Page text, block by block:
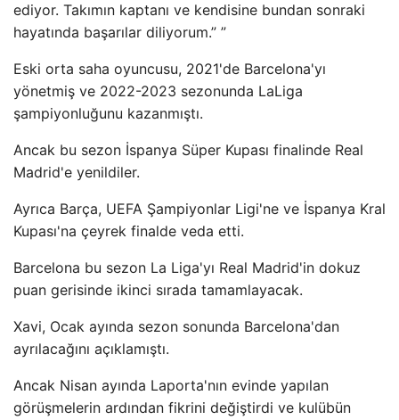
ediyor. Takımın kaptanı ve kendisine bundan sonraki
hayatında başarılar diliyorum.” ”
Eski orta saha oyuncusu, 2021'de Barcelona'yı
yönetmiş ve 2022-2023 sezonunda LaLiga
şampiyonluğunu kazanmıştı.
Ancak bu sezon İspanya Süper Kupası finalinde Real
Madrid'e yenildiler.
Ayrıca Barça, UEFA Şampiyonlar Ligi'ne ve İspanya Kral
Kupası'na çeyrek finalde veda etti.
Barcelona bu sezon La Liga'yı Real Madrid'in dokuz
puan gerisinde ikinci sırada tamamlayacak.
Xavi, Ocak ayında sezon sonunda Barcelona'dan
ayrılacağını açıklamıştı.
Ancak Nisan ayında Laporta'nın evinde yapılan
görüşmelerin ardından fikrini değiştirdi ve kulübün